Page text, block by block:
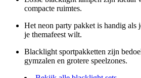
compacte ruimtes.
Het neon party pakket is handig als
je themafeest wilt.
Blacklight sportpakketten zijn
gymzalen en grotere speelzones.